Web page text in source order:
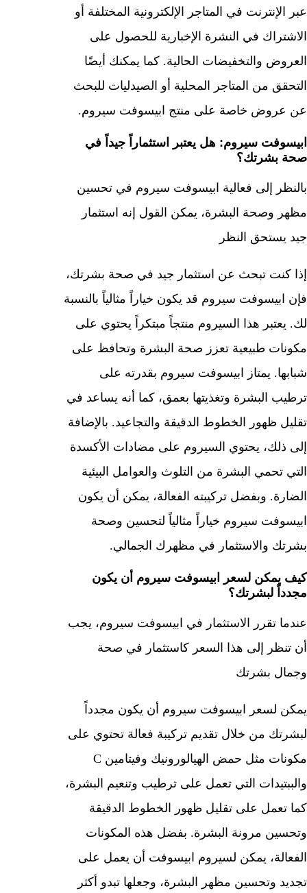
عبر الإنترنت في المتاجر الإلكترونية المختلفة أو
الاشتراك في النشرة الإخبارية للحصول على
العروض والتخفيضات الحالية. كما يمكنك أيضًا
التحقق من المتاجر المحلية أو الصيدليات للبحث
عن عروض خاصة على منتج ابيسوفت سيروم.
ابيسوفت سيروم: هل يعتبر استثماراً جيداً في
صحة بشرتك؟
بالنظر إلى فعالية ابيسوفت سيروم في تحسين
مظهر وصحة البشرة، يمكن القول إنه استثمار
جيد يستحق النظر
إذا كنت تبحث عن استثمار جيد في صحة بشرتك،
فإن ابيسوفت سيروم قد يكون خياراً مثالياً بالنسبة
لك. يعتبر هذا السيروم منتجاً مبتكراً يحتوي على
مكونات طبيعية تعزز صحة البشرة وتحافظ على
شبابها. يمتاز ابيسوفت سيروم بقدرته على
ترطيب البشرة وتغذيتها بعمق، كما أنه يساعد في
تقليل ظهور الخطوط الدقيقة والتجاعيد. بالإضافة
إلى ذلك، يحتوي السيروم على مضادات الأكسدة
التي تحمي البشرة من التلوث والعوامل البيئية
الضارة. وبفضل تركيبته الفعالة، يمكن أن يكون
ابيسوفت سيروم خياراً مثالياً لتحسين وصحة
بشرتك والاستثمار في مظهرك الجمالي.
كيف يمكن لسعر ابيسوفت سيروم أن يكون
مجدداً لبشرتك؟
عندما تقرر الاستثمار في ابيسوفت سيروم، يجب
أن تنظر إلى هذا السعر كاستثمار في صحة
وجمال بشرتك
يمكن لسعر ابيسوفت سيروم أن يكون مجدداً
لبشرتك من خلال تقديم تركيبة فعالة تحتوي على
مكونات مثل حمض الهيالورونيك وفيتامين C
والببتيدات التي تعمل على ترطيب وتنعيم البشرة،
كما تعمل على تقليل ظهور الخطوط الدقيقة
وتحسين مرونة البشرة. بفضل هذه المكونات
الفعالة، يمكن لسيروم ابيسوفت أن يعمل على
تجديد وتحسين مظهر البشرة، وجعلها تبدو أكثر